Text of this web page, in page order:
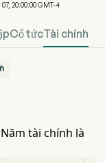
20:00:00 GMT-4
Cổ tứcTài chính
tài chính là